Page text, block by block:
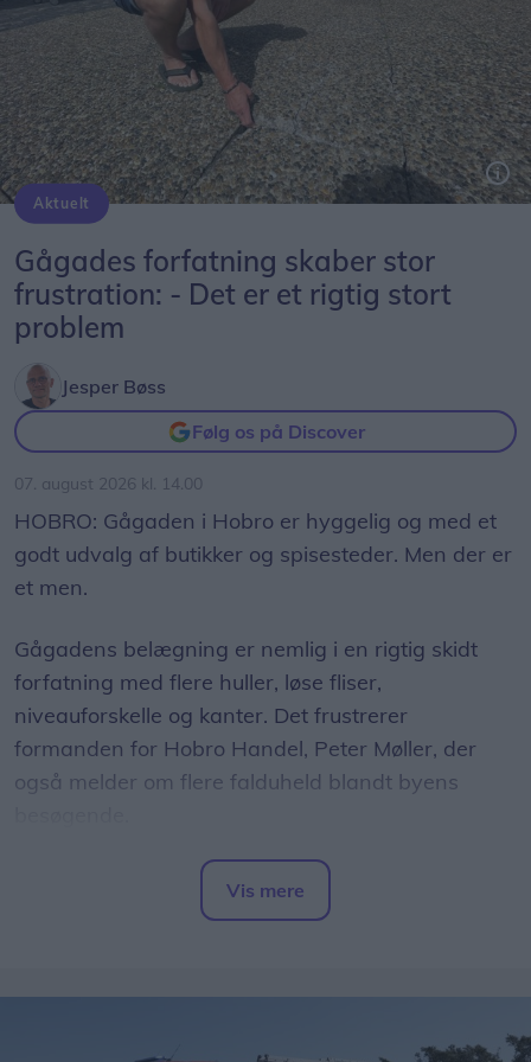
Aktuelt
Gågades forfatning skaber stor
frustration: - Det er et rigtig stort
problem
Jesper Bøss
Følg os på Discover
07. august 2026 kl. 14.00
HOBRO: Gågaden i Hobro er hyggelig og med et
godt udvalg af butikker og spisesteder. Men der er
et men.
Gågadens belægning er nemlig i en rigtig skidt
forfatning med flere huller, løse fliser,
niveauforskelle og kanter. Det frustrerer
formanden for Hobro Handel, Peter Møller, der
også melder om flere falduheld blandt byens
- Det er et rigtigt stort problem, hvor der i år har
været et par større uheld med kunder, der er
snubler og får hudafskrabninger. Simpelthen fordi
Vis mere